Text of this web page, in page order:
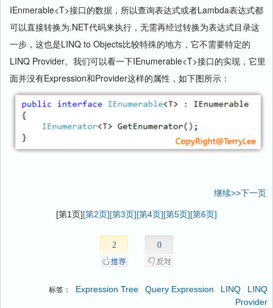
IEnmerable<T>接口的数据，所以查询表达式或者Lambda表达式都
可以直接转换为.NET代码来执行，无需再经过转换为表达式目录这
一步，这也是LINQ to Objects比较特殊的地方，它不需要特定的
LINQ Provider。我们可以看一下IEnumerable<T>接口的实现，它里
面并没有Expression和Provider这样的属性，如下图所示：
继续>>下一页
[第1页][第2页][第3页][第4页][第5页][第6页]
2 0
标签： Expression Tree Query Expression LINQ
LINQ
Provider